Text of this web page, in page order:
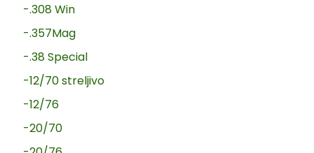
-.308 Win
-.357Mag
-.38 Special
-12/70 streljivo
-12/76
-20/70